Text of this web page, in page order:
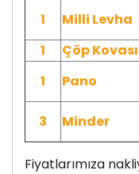
1 Milli Levha
1
Çöp Kovası
1
Pano
3
Minder
Fiyatlarımıza